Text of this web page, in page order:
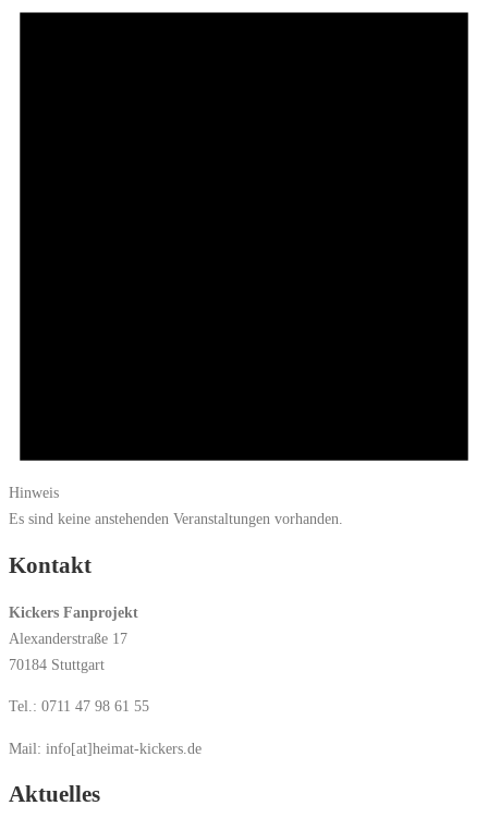
Hinweis
Es sind keine anstehenden Veranstaltungen vorhanden.
Kontakt
Kickers Fanprojekt
Alexanderstraße 17
70184 Stuttgart
Tel.: 0711 47 98 61 55
Mail: info[at]heimat-kickers.de
Aktuelles